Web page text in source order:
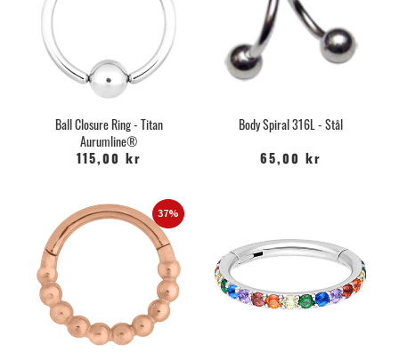
Ball Closure Ring - Titan
Aurumline®
115,00 kr
Body Spiral 316L - Stål
65,00 kr
37%